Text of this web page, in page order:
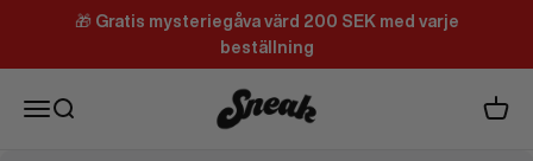
Hoppa till innehållet
🎁 Gratis mysteriegåva värd 200 SEK med varje
beställning
MenySök
Sneak